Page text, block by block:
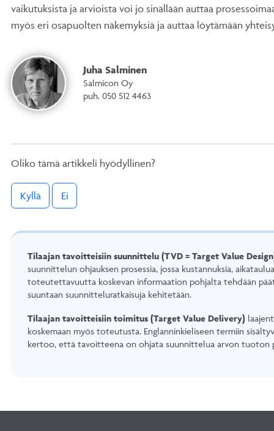
vaikutuksista ja arvioista voi jo sinällään auttaa
myös eri osapuolten näkemyksiä ja auttaa löytämään
Juha Salminen
Salmicon Oy
puh. 050 512 4463
Oliko tämä artikkeli hyödyllinen?
Kyllä Ei
Tilaajan tavoitteisiin suunnittelu (TVD = Target Value
suunnittelun ohjauksen prosessia, jossa kustannuksia,
toteutettavuutta koskevan informaation pohjalta tehdään
suuntaan suunnitteluratkaisuja kehitetään.
Tilaajan tavoitteisiin toimitus (Target Value Delivery)
koskemaan myös toteutusta. Englanninkieliseen termiin
kertoo, että tavoitteena on ohjata suunnittelua arvon tuoton